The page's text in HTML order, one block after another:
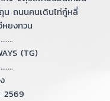
น ถนนคนเดินไท่กู๋หลี่
ยงกวน
(TG)
2569